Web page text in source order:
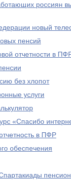
россиян
новый
пенсий
отчетности в
без хлопот
услуги
«Спасибо
в ПФР
обеспечения